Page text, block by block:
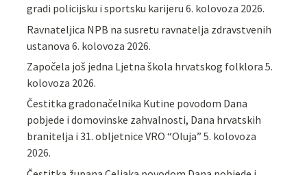
gradi policijsku i sportsku karijeru 6. kolovoza 2026.
Ravnateljica NPB na susretu ravnatelja zdravstvenih
ustanova 6. kolovoza 2026.
Započela još jedna Ljetna škola hrvatskog folklora 5.
kolovoza 2026.
Čestitka gradonačelnika Kutine povodom Dana
pobjede i domovinske zahvalnosti, Dana hrvatskih
branitelja i 31. obljetnice VRO “Oluja” 5. kolovoza
2026.